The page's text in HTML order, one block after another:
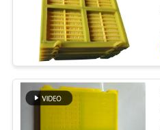
KONTROL
KUALITAS
HUBUNGI
KAMI